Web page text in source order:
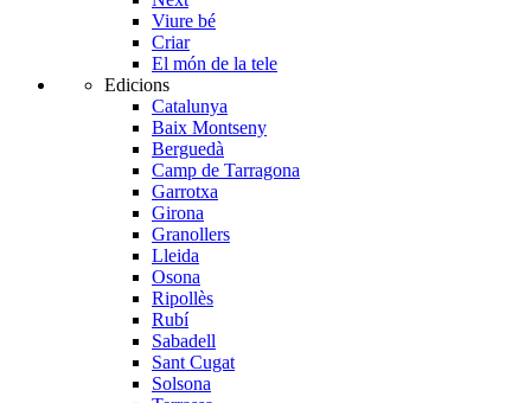
Viure bé
Criar
El món de la tele
Edicions
Catalunya
Baix Montseny
Berguedà
Camp de Tarragona
Garrotxa
Girona
Granollers
Lleida
Osona
Ripollès
Rubí
Sabadell
Sant Cugat
Solsona